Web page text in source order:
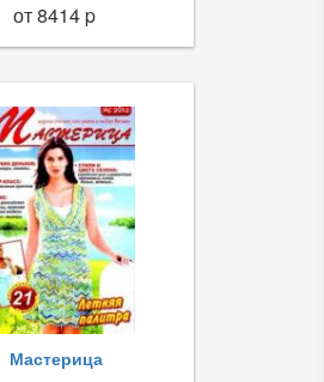
от 8414 p
Мастерица